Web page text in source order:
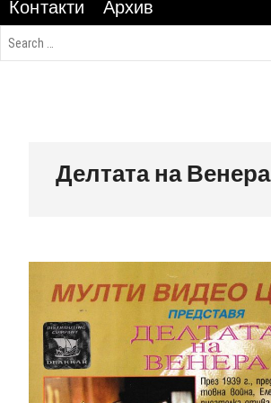
Контакти Архив
Делтата на Венера